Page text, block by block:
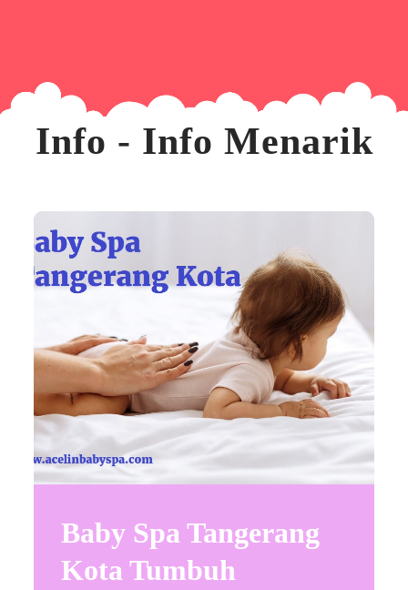
Info - Info Menarik
Baby Spa Tangerang
Kota Tumbuh